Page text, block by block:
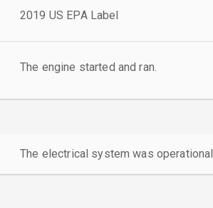
2019 US EPA Label
The engine started and ran.
The electrical system was operational.